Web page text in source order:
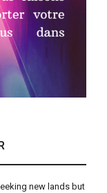
new lands but